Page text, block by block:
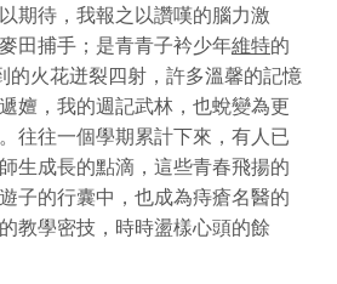
期待，我報之以讚嘆的腦力激
田捕手；是青青子衿少年維特的
火花迸裂四射，許多溫馨的記憶
嬗，我的週記武林，也蛻變為更
往往一個學期累計下來，有人已
生成長的點滴，這些青春飛揚的
子的行囊中，也成為痔瘡名醫的
教學密技，時時盪樣心頭的餘